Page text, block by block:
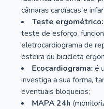
câmaras cardíacas e
Teste ergométrico:
teste de esforço,
eletrocardiograma de
esteira ou bicicleta
Ecocardiograma: é
investiga a sua forma,
eventuais bloqueios;
MAPA 24h